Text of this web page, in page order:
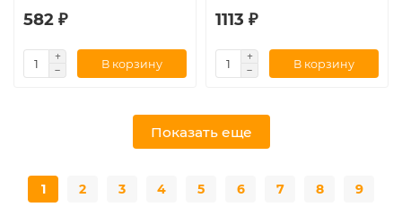
582 ₽
В корзину
1113 ₽
В корзину
Показать еще
1 2 3 4 5 6 7 8 9